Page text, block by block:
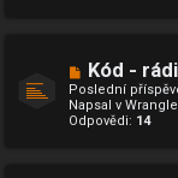
v
e
k
N
o
v
ý
p
Kód -
Poslední
Napsal v
Odpovědi: 14